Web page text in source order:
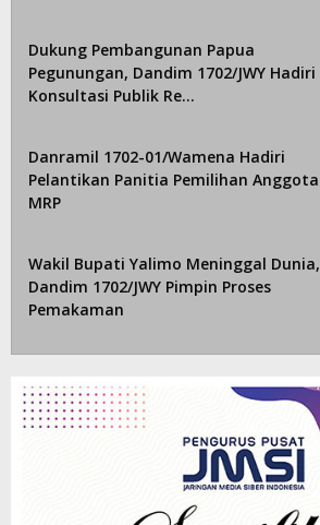
Dukung Pembangunan Papua
Pegunungan, Dandim 1702/JWY Hadiri
Konsultasi Publik Re…
Danramil 1702-01/Wamena Hadiri
Pelantikan Panitia Pemilihan Anggota
MRP
Wakil Bupati Yalimo Meninggal Dunia,
Dandim 1702/JWY Pimpin Proses
Pemakaman